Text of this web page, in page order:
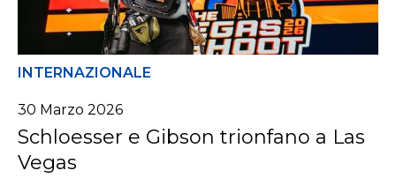
INTERNAZIONALE
30 Marzo 2026
Schloesser e Gibson trionfano a Las
Vegas